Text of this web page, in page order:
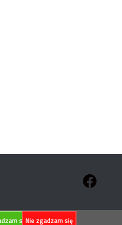
sięNie zgadzam się